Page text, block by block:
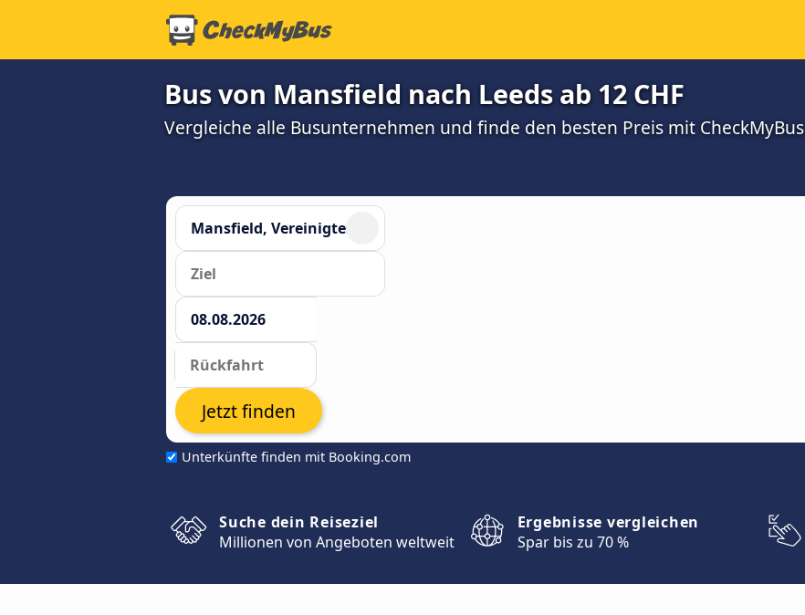
Bus von Mansfield nach Leeds ab 12 CHF
Vergleiche alle Busunternehmen und finde den besten Preis mit CheckMyBus
Unterkünfte finden mit Booking.com
Jetzt finden
Suche dein Reiseziel
Millionen von Angeboten weltweit
Ergebnisse vergleichen
Spar bis zu 70 %